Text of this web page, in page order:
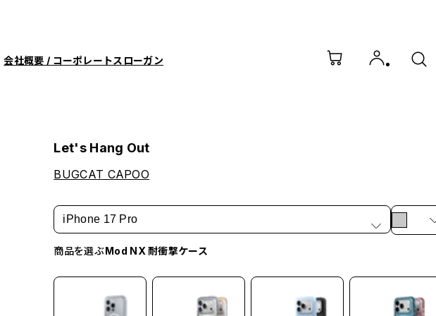
会社概要 / コーポレートスローガン
Let's Hang Out
BUGCAT CAPOO
iPhone 17 Pro
商品を選ぶMod NX 耐衝撃ケース